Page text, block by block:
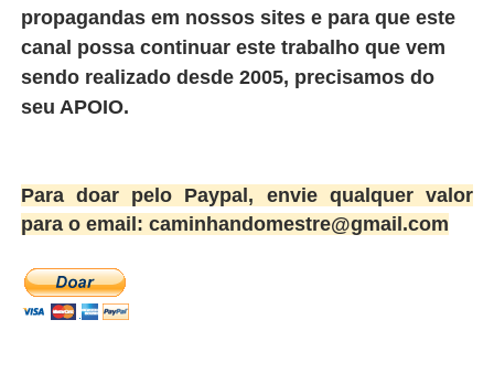
propagandas em nossos sites e para que este
canal possa continuar este trabalho que vem
sendo realizado desde 2005, precisamos do
seu APOIO.
Para doar pelo Paypal, envie qualquer valor
para o email: caminhandomestre@gmail.com